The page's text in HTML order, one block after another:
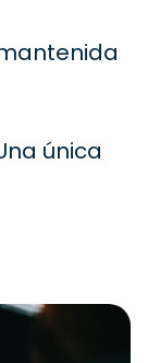
única